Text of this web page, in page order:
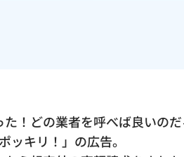
た！どの業者を呼べば良い
ッキリ！」の広告。